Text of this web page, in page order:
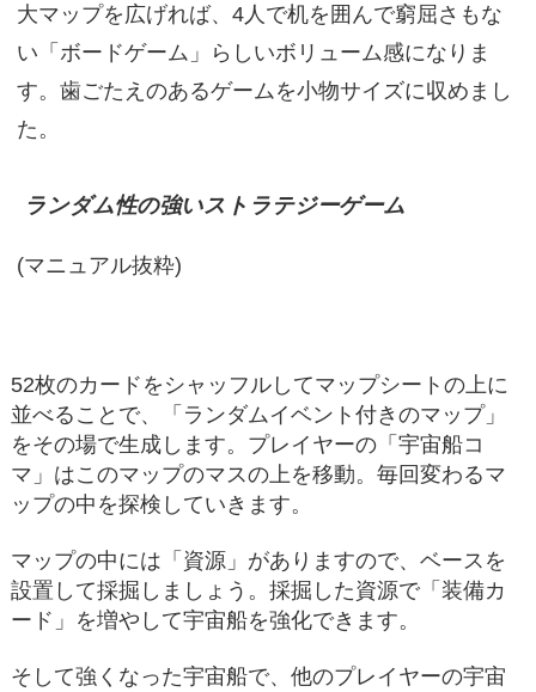
大マップを広げれば、4人で机を囲んで窮屈さもな
い「ボードゲーム」らしいボリューム感になりま
す。歯ごたえのあるゲームを小物サイズに収めまし
た。
ランダム性の強いストラテジーゲーム
(マニュアル抜粋)
52枚のカードをシャッフルしてマップシートの上に
並べることで、「ランダムイベント付きのマップ」
をその場で生成します。プレイヤーの「宇宙船コ
マ」はこのマップのマスの上を移動。毎回変わるマ
ップの中を探検していきます。
マップの中には「資源」がありますので、ベースを
設置して採掘しましょう。採掘した資源で「装備カ
ード」を増やして宇宙船を強化できます。
そして強くなった宇宙船で、他のプレイヤーの宇宙